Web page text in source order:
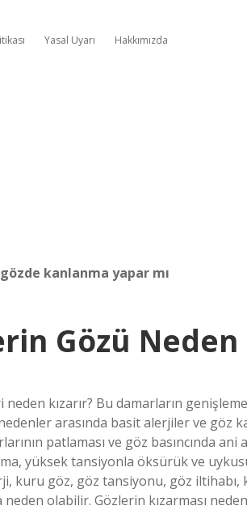
Yasal Uyarı Hakkımızda
kanlanma yapar mı
Gözü Neden
kızarır? Bu damarların
arasında basit alerjiler ve göz
patlaması ve göz basıncında
yüksek tansiyonla öksürük ve
kuru göz, göz tansiyonu, göz iltihabı,
neden olabilir. Gözlerin kızarması